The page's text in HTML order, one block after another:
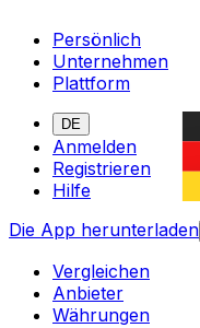
Persönlich
Unternehmen
Plattform
DE
Anmelden
Registrieren
Hilfe
Die App herunterladen
Vergleichen
Anbieter
Währungen